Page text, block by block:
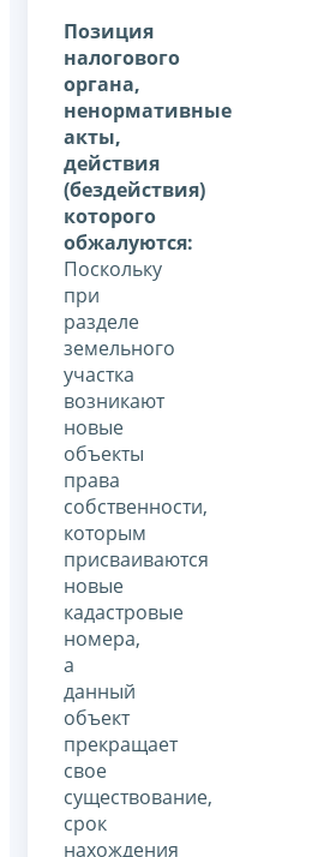
Позиция
налогового
органа,
ненормативные
акты,
действия
(бездействия)
которого
обжалуются:
Поскольку
при
разделе
земельного
участка
возникают
новые
объекты
права
собственности,
которым
присваиваются
новые
кадастровые
номера,
а
данный
объект
прекращает
свое
существование,
срок
нахождения